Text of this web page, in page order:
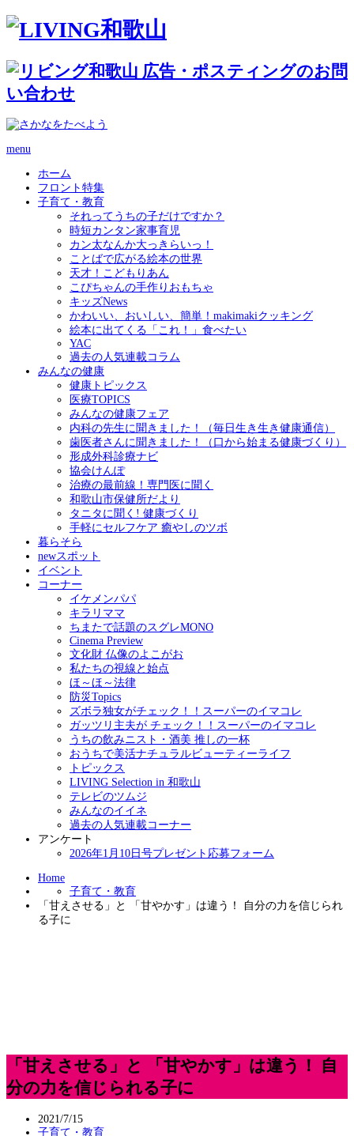
menu
ホーム
フロント特集
子育て・教育
それってうちの子だけですか？
時短カンタン家事育児
カン太なんか大っきらいっ！
ことばで広がる絵本の世界
天才！こどもりあん
こぴちゃんの手作りおもちゃ
キッズNews
かわいい、おいしい、簡単！makimakiクッキング
絵本に出てくる「これ！」食べたい
YAC
過去の人気連載コラム
みんなの健康
健康トピックス
医療TOPICS
みんなの健康フェア
内科の先生に聞きました！（毎日生き生き健康通信）
歯医者さんに聞きました！（口から始まる健康づくり）
形成外科診療ナビ
協会けんぽ
治療の最前線！専門医に聞く
和歌山市保健所だより
タニタに聞く! 健康づくり
手軽にセルフケア 癒やしのツボ
暮らそら
newスポット
イベント
コーナー
イケメンパパ
キラリママ
ちまたで話題のスグレMONO
Cinema Preview
文化財 仏像のよこがお
私たちの視線と始点
ほ～ほ～法律
防災Topics
ズボラ独女がチェック！！スーパーのイマコレ
ガッツリ主夫が チェック！！スーパーのイマコレ
うちの飲みニスト・酒美 推しの一杯
おうちで美活ナチュラルビューティーライフ
トピックス
LIVING Selection in 和歌山
テレビのツムジ
みんなのイイネ
過去の人気連載コーナー
アンケート
2026年1月10日号プレゼント応募フォーム
Home
子育て・教育
「甘えさせる」と 「甘やかす」は違う！ 自分の力を信じられ
る子に
「甘えさせる」と 「甘やかす」は違う！ 自
分の力を信じられる子に
2021/7/15
子育て・教育